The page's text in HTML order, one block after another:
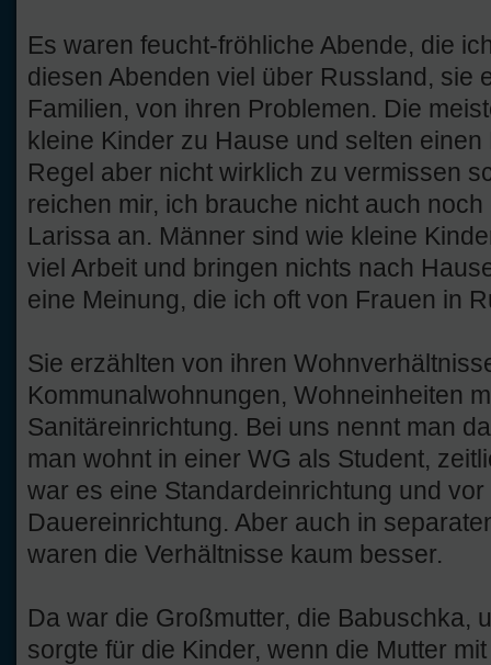
Es waren feucht-fröhliche Abende, die
diesen Abenden viel über Russland, sie
Familien, von ihren Problemen. Die
kleine Kinder zu Hause und selten
Regel aber nicht wirklich zu vermissen
reichen mir, ich brauche nicht auch
Larissa an. Männer sind wie kleine
viel Arbeit und bringen nichts nach
eine Meinung, die ich oft von Frauen in
Sie erzählten von ihren
Kommunalwohnungen, Wohneinheiten
Sanitäreinrichtung. Bei uns nennt man
man wohnt in einer WG als Student,
war es eine Standardeinrichtung und
Dauereinrichtung. Aber auch in
waren die Verhältnisse kaum besser.
Da war die Großmutter, die Babuschka,
sorgte für die Kinder, wenn die Mutter